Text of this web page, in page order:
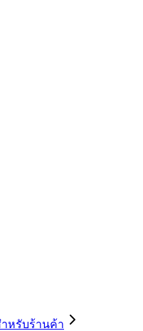
หรับร้านค้า